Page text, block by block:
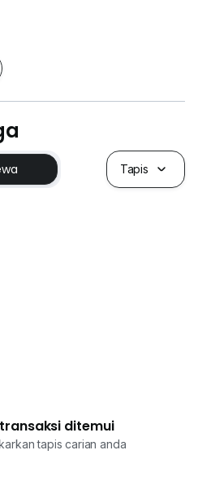
Tapis
ditemui
tapis carian anda